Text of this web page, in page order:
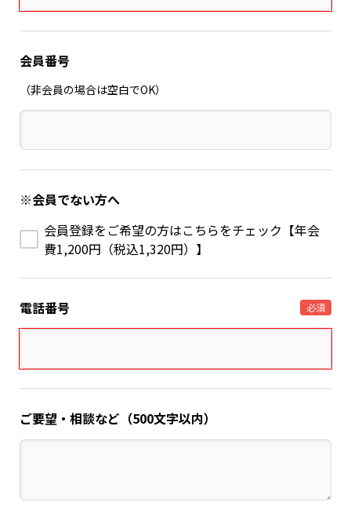
会員番号
（非会員の場合は空白でOK）
※会員でない方へ
会員登録をご希望の方はこちらをチェック【年会
費1,200円（税込1,320円）】
電話番号 必須
ご要望・相談など（500文字以内）